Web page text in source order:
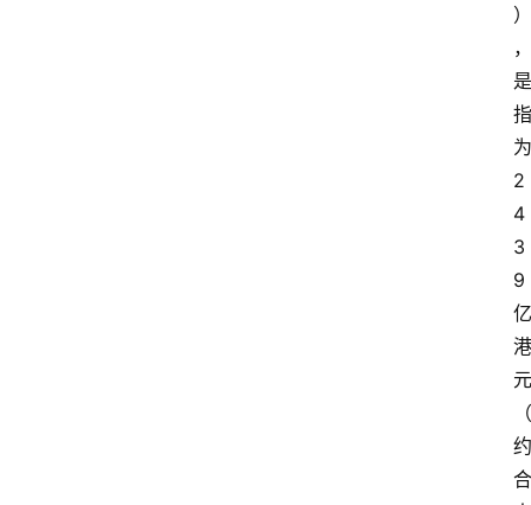
）
，
是
指
为
2
4
3
9
亿
港
元
（
约
合